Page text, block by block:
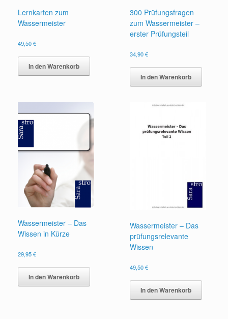
Lernkarten zum
Wassermeister
49,50€
In den Warenkorb
300 Prüfungsfragen
zum Wassermeister –
erster Prüfungsteil
34,90€
In den Warenkorb
Wassermeister – Das
Wissen in Kürze
29,95€
In den Warenkorb
Wassermeister – Das
prüfungsrelevante
Wissen
49,50€
In den Warenkorb